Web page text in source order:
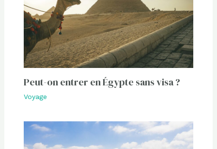
Peut-on entrer en Égypte sans visa ?
Voyage